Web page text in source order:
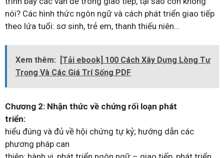
nói? Các hình thức ngôn ngữ và cách phát triển giao tiếp
theo lứa tuổi: sơ sinh, trẻ em, thanh thiếu niên…
Xem thêm:
[Tải ebook] 100 Cách Xây Dựng Lòng Tự
Trọng Và Các Giá Trí Sống PDF
Chương 2: Nhận thức về chứng rối loạn phát
triển:
hiểu đúng và đủ về hội chứng tự kỷ; hướng dẫn các
phương pháp can